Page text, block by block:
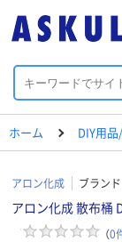
ホーム DIY用
アロン化成 ブランド
アロン化成 散布桶
（0